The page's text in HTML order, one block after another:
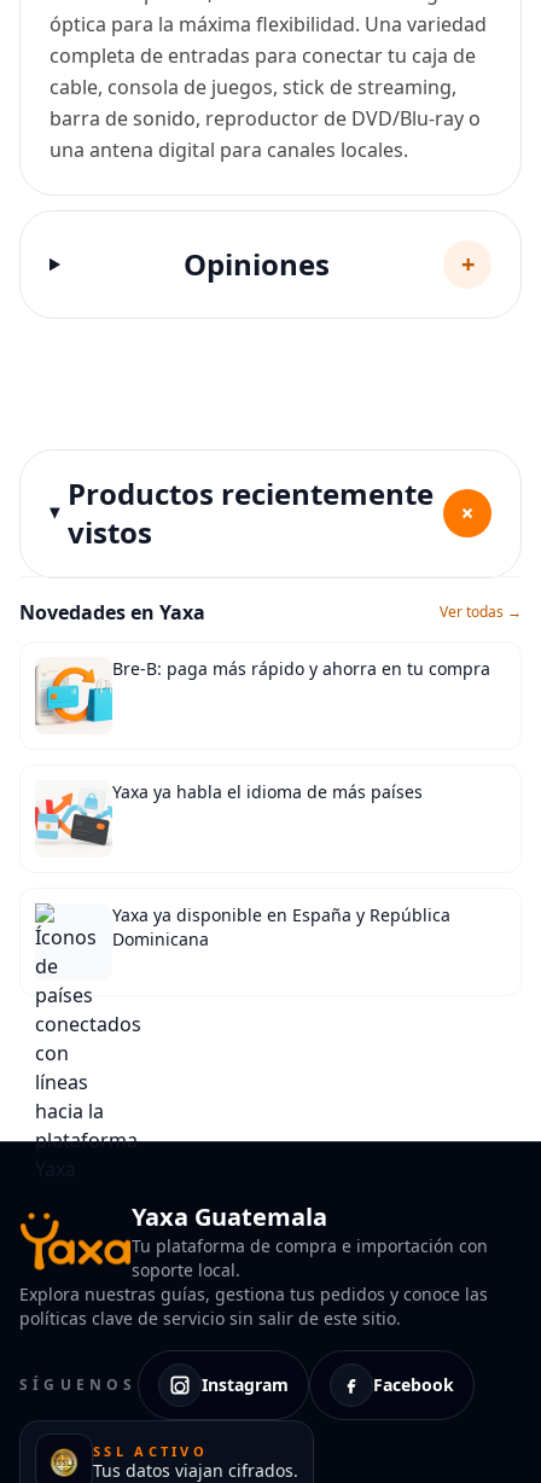
óptica para la máxima flexibilidad. Una variedad
completa de entradas para conectar tu caja de
cable, consola de juegos, stick de streaming,
barra de sonido, reproductor de DVD/Blu-ray o
una antena digital para canales locales.
Opiniones +
Productos recientemente
vistos
+
Novedades en Yaxa Ver todas →
Bre-B: paga más rápido y ahorra en tu compra
Yaxa ya habla el idioma de más países
Yaxa ya disponible en España y República
Dominicana
Yaxa Guatemala
Tu plataforma de compra e importación con
soporte local.
Explora nuestras guías, gestiona tus pedidos y conoce las
políticas clave de servicio sin salir de este sitio.
SÍGUENOS Instagram Facebook
SSL ACTIVO
Tus datos viajan cifrados.